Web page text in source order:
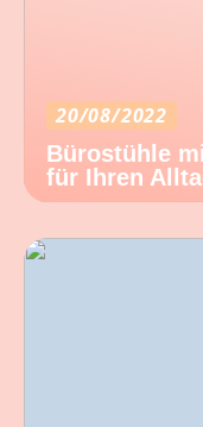
20/08/2022
Bürostühle
für Ihren